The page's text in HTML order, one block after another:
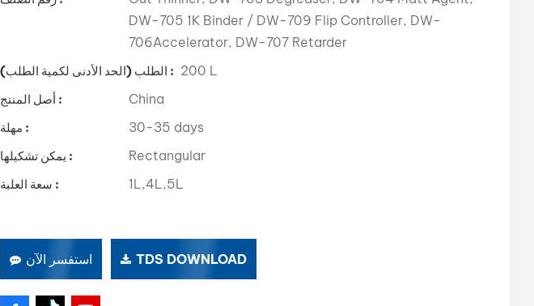
한국어
DW-705 1K Binder / DW-709 Flip Controller, DW-
706Accelerator, DW-707 Retarder
الطلب (الحد الأدنى لكمية الطلب) : 200 L
أصل المنتج : China
مهلة : 30-35 days
يمكن تشكيلها : Rectangular
سعة العلبة : 1L,4L,5L
استفسر الآن TDS DOWNLOAD